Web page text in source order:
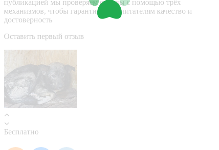
публикацией мы проверяем отзывы с помощью трёх
механизмов, чтобы гарантировать читателям качество и
достоверность
Оставить первый отзыв
Бесплатно